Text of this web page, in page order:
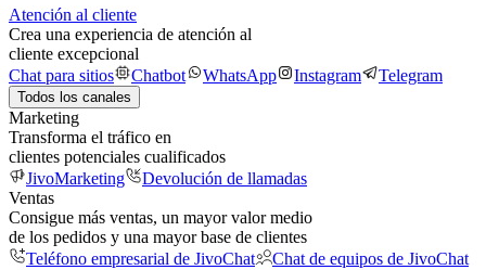
Atención al cliente
Crea una experiencia de atención al
cliente excepcional
Chat para sitios
Chatbot WhatsApp Instagram Telegram
Todos los canales
Marketing
Transforma el tráfico en
clientes potenciales cualificados
JivoMarketing
Devolución de llamadas
Ventas
Consigue más ventas, un mayor valor medio
de los pedidos y una mayor base de clientes
Teléfono empresarial de JivoChat
Chat de equipos de JivoChat